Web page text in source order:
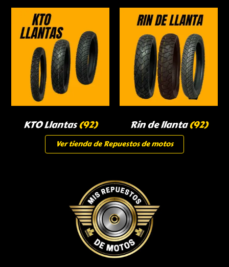
KTO Llantas(92) Rin de llanta(92)
Ver tienda de Repuestos de motos